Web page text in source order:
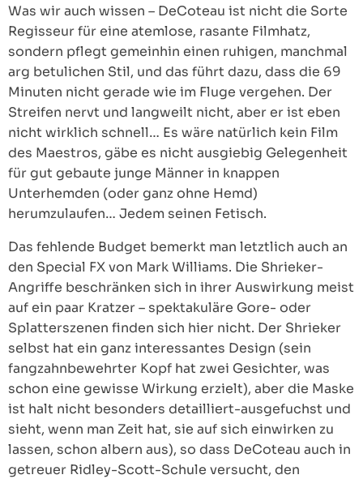
Was wir auch wissen – DeCoteau ist nicht die Sorte
Regisseur für eine atemlose, rasante Filmhatz,
sondern pflegt gemeinhin einen ruhigen, manchmal
arg betulichen Stil, und das führt dazu, dass die 69
Minuten nicht gerade wie im Fluge vergehen. Der
Streifen nervt und langweilt nicht, aber er ist eben
nicht wirklich schnell… Es wäre natürlich kein Film
des Maestros, gäbe es nicht ausgiebig Gelegenheit
für gut gebaute junge Männer in knappen
Unterhemden (oder ganz ohne Hemd)
herumzulaufen… Jedem seinen Fetisch.
Das fehlende Budget bemerkt man letztlich auch an
den Special FX von Mark Williams. Die Shrieker-
Angriffe beschränken sich in ihrer Auswirkung meist
auf ein paar Kratzer – spektakuläre Gore- oder
Splatterszenen finden sich hier nicht. Der Shrieker
selbst hat ein ganz interessantes Design (sein
fangzahnbewehrter Kopf hat zwei Gesichter, was
schon eine gewisse Wirkung erzielt), aber die Maske
ist halt nicht besonders detailliert-ausgefuchst und
sieht, wenn man Zeit hat, sie auf sich einwirken zu
lassen, schon albern aus), so dass DeCoteau auch in
getreuer Ridley-Scott-Schule versucht, den